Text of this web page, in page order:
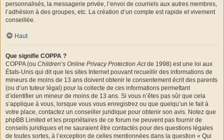
personnalisés, la messagerie privée, l’envoi de courriels aux autres membres,
l’adhésion à des groupes, etc. La création d’un compte est rapide et vivement
conseillée.
Haut
Que signifie COPPA ?
COPPA (ou Children’s Online Privacy Protection Actde 1998) est une loi aux
États-Unis qui dit que les sites Internet pouvant recueillir des informations de
mineurs de moins de 13 ans doivent obtenir le consentement écrit des parents
(ou d’un tuteur légal) pour la collecte de ces informations permettant
d’identifier un mineur de moins de 13 ans. Si vous n’êtes pas sûr que cela
s’applique à vous, lorsque vous vous enregistrez ou que quelqu’un le fait à
votre place, contactez un conseiller juridique pour obtenir son avis. Notez que
phpBB Limited et les propriétaires de ce forum ne peuvent pas fournir de
conseils juridiques et ne sauraient être contactés pour des questions légales
de toutes sortes, à l’exception de celles mentionnées dans la question « Qui